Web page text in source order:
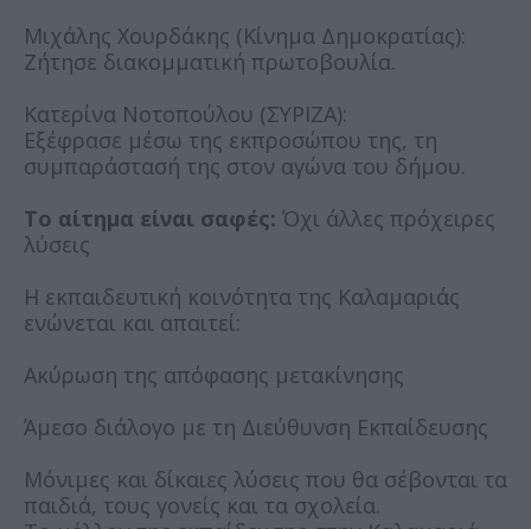
Μιχάλης Χουρδάκης (Κίνημα Δημοκρατίας):
Ζήτησε διακομματική πρωτοβουλία.
Κατερίνα Νοτοπούλου (ΣΥΡΙΖΑ):
Εξέφρασε μέσω της εκπροσώπου της, τη
συμπαράστασή της στον αγώνα του δήμου.
Το αίτημα είναι σαφές: Όχι άλλες πρόχειρες
λύσεις
Η εκπαιδευτική κοινότητα της Καλαμαριάς
ενώνεται και απαιτεί:
Ακύρωση της απόφασης μετακίνησης
Άμεσο διάλογο με τη Διεύθυνση Εκπαίδευσης
Μόνιμες και δίκαιες λύσεις που θα σέβονται τα
παιδιά, τους γονείς και τα σχολεία.